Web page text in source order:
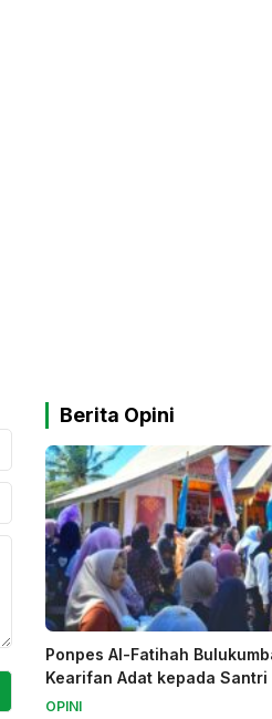
Berita Opini
Ponpes Al-Fatihah
Kearifan Adat kepada Santri
OPINI